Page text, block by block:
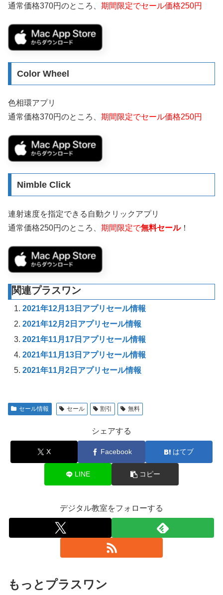
通常価格370円のところ、 期間限定でセール価格250円
Color Wheel
色相環アプリ
通常価格370円のところ、 期間限定でセール価格250円
Nimble Click
連射速度を指定できる自動クリックアプリ
通常価格250円のところ、 期間限定で無料セール！
関連プラスワン
2021年12月13日アプリセール情報
2021年12月2日アプリセール情報
2021年11月17日アプリセール情報
2021年11月13日アプリセール情報
2021年11月2日アプリセール情報
セール情報 セール 割引 無料
シェアする
X Facebook はてブ
LINE コピー
デジタル教室をフォローする
もっとプラスワン